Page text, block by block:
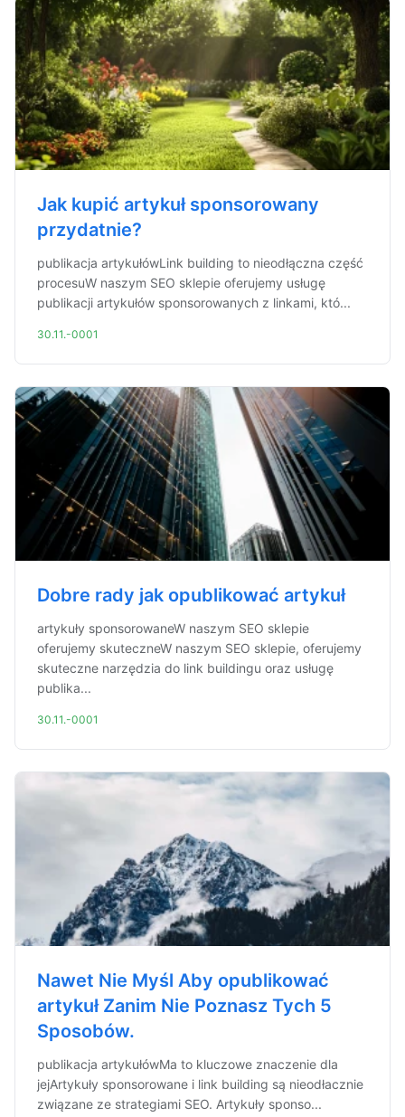
Jak kupić artykuł sponsorowany
przydatnie?
publikacja artykułówLink building to nieodłączna część
procesuW naszym SEO sklepie oferujemy usługę
publikacji artykułów sponsorowanych z linkami, któ...
30.11.-0001
Dobre rady jak opublikować artykuł
artykuły sponsorowaneW naszym SEO sklepie
oferujemy skuteczneW naszym SEO sklepie, oferujemy
skuteczne narzędzia do link buildingu oraz usługę
publika...
30.11.-0001
Nawet Nie Myśl Aby opublikować
artykuł Zanim Nie Poznasz Tych 5
Sposobów.
publikacja artykułówMa to kluczowe znaczenie dla
jejArtykuły sponsorowane i link building są nieodłacznie
związane ze strategiami SEO. Artykuły sponso...